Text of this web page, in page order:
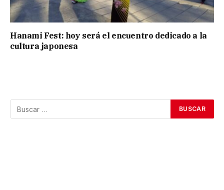
Hanami Fest: hoy será el encuentro dedicado a la
cultura japonesa